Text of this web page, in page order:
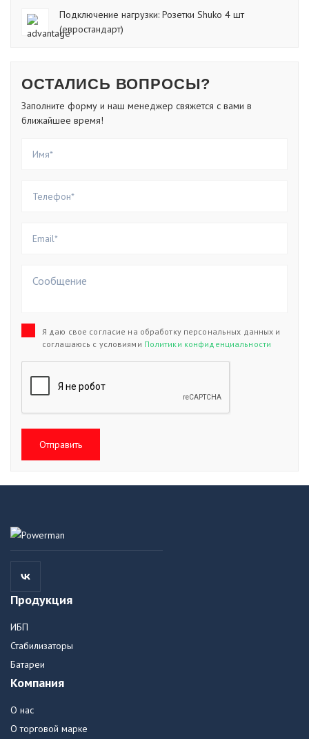
Подключение нагрузки: Розетки Shuko 4 шт
(евростандарт)
ОСТАЛИСЬ ВОПРОСЫ?
Заполните форму и наш менеджер свяжется с вами в
ближайшее время!
Я даю свое согласие на обработку персональных данных и
соглашаюсь с условиями Политики конфиденциальности
Отправить
Продукция
ИБП
Стабилизаторы
Батареи
Компания
О нас
О торговой марке